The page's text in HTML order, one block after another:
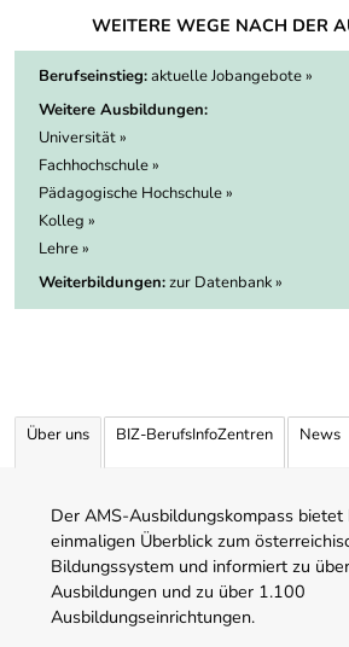
WEITERE WEGE NACH DER
Berufseinstieg:aktuelle Jobangebote »
Weitere Ausbildungen:
Universität »
Fachhochschule »
Pädagogische Hochschule »
Kolleg »
Lehre »
Weiterbildungen:zur Datenbank »
Über uns BIZ-BerufsInfoZentren News
Der AMS-Ausbildungskompass bietet
einmaligen Überblick zum
Bildungssystem und informiert zu
Ausbildungen und zu über 1.100
Ausbildungseinrichtungen.